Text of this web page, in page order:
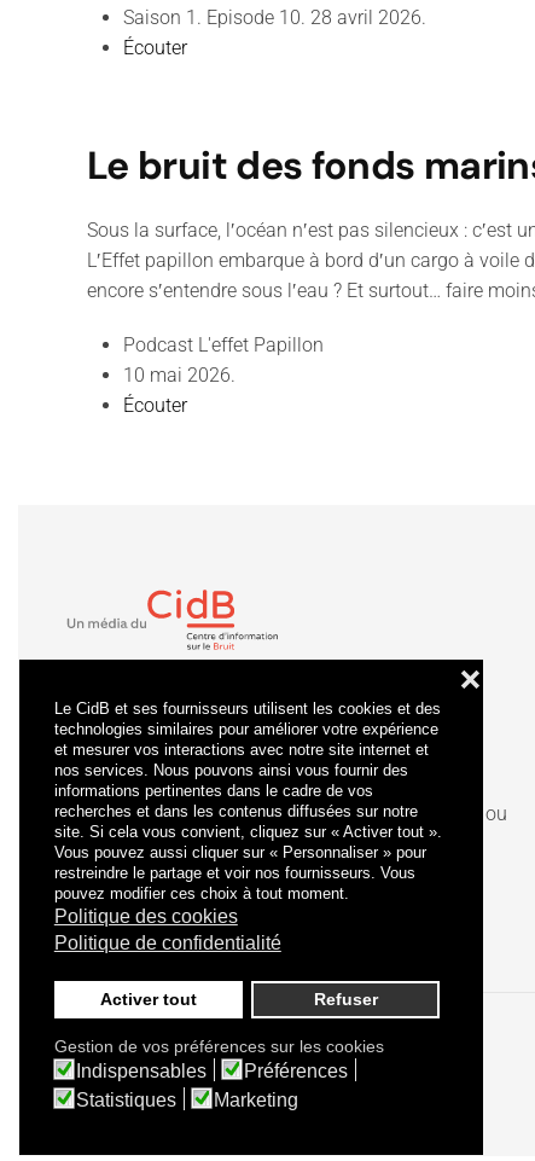
Le CidB et ses fournisseurs utilisent les cookies et des
technologies similaires pour améliorer votre expérience
et mesurer vos interactions avec notre site internet et
nos services. Nous pouvons ainsi vous fournir des
informations pertinentes dans le cadre de vos
recherches et dans les contenus diffusées sur notre
site. Si cela vous convient, cliquez sur « Activer tout ».
Vous pouvez aussi cliquer sur « Personnaliser » pour
restreindre le partage et voir nos fournisseurs. Vous
pouvez modifier ces choix à tout moment.
Politique des cookies
Politique de confidentialité
Activer tout Refuser
❌
Gestion de vos préférences sur les cookies
Indispensables
Préférences
Statistiques
Marketing
Saison 1. Episode 10. 28 avril 2026.
Écouter
Le bruit des fonds
Sous la surface, lʹocéan nʹest pas silencieux :
LʹEffet papillon embarque à bord dʹun cargo à
encore sʹentendre sous lʹeau ? Et surtout… faire
Podcast L'effet Papillon
10 mai 2026.
Écouter
Lacertification qualité a été délivrée au titre de la ou
des catégories d'actions suivantes : actions de
formation.
Politique de confidentialité Mentions légales